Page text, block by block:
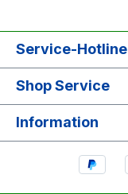
Service-Hotline
Shop Service
Information